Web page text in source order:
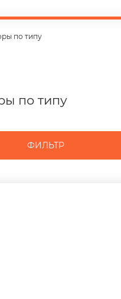
по типу
по типу
ФИЛЬТР